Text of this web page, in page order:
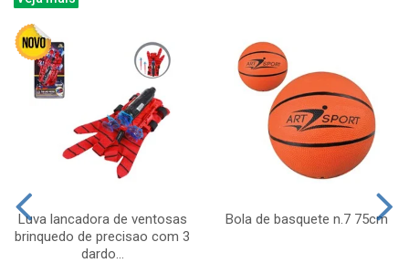
Luva lancadora de ventosas
brinquedo de precisao com 3
dardo...
Bola de basquete n.7 75cm